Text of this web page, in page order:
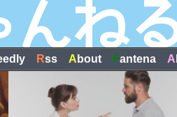
Rss A bout Fantena A